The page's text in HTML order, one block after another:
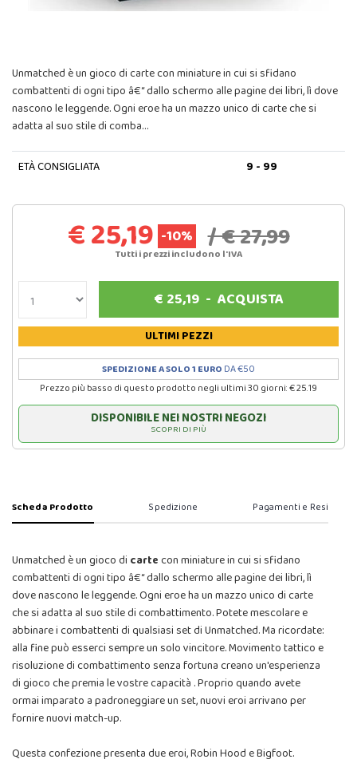
Unmatched è un gioco di carte con miniature in cui si sfidano
combattenti di ogni tipo â€“ dallo schermo alle pagine dei libri, lì dove
nascono le leggende. Ogni eroe ha un mazzo unico di carte che si
adatta al suo stile di comba…
ETÀ CONSIGLIATA 9 - 99
€ 25,19 -10% / € 27,99
Tutti i prezzi includono l'IVA
€ 25,19- ACQUISTA
ULTIMI PEZZI
SPEDIZIONE A SOLO 1 EURO DA €50
Prezzo più basso di questo prodotto negli ultimi 30 giorni: € 25.19
DISPONIBILE NEI NOSTRI NEGOZI
SCOPRI DI PIÙ
Scheda Prodotto Spedizione Pagamenti e Resi
Unmatched è un gioco di cartecon miniature in cui si sfidano
combattenti di ogni tipo â€“ dallo schermo alle pagine dei libri, lì
dove nascono le leggende. Ogni eroe ha un mazzo unico di carte
che si adatta al suo stile di combattimento. Potete mescolare e
abbinare i combattenti di qualsiasi set di Unmatched. Ma ricordate:
alla fine può esserci sempre un solo vincitore. Movimento tattico e
risoluzione di combattimento senza fortuna creano un'esperienza
di gioco che premia le vostre capacità . Proprio quando avete
ormai imparato a padroneggiare un set, nuovi eroi arrivano per
fornire nuovi match-up.
Questa confezione presenta due eroi, Robin Hood e Bigfoot.